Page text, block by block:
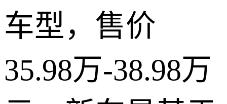
车型，售价
35.98万-38.98万